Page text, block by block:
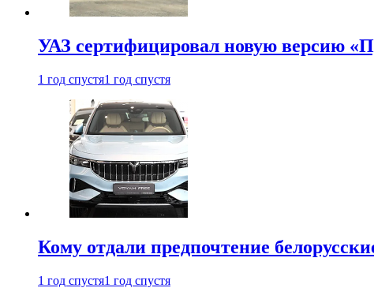
УАЗ сертифицировал новую версию
1 год спустя1 год спустя
Кому отдали предпочтение
1 год спустя1 год спустя